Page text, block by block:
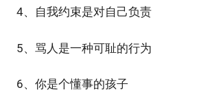
4、自我约束是对自己负责
5、骂人是一种可耻的行为
6、你是个懂事的孩子